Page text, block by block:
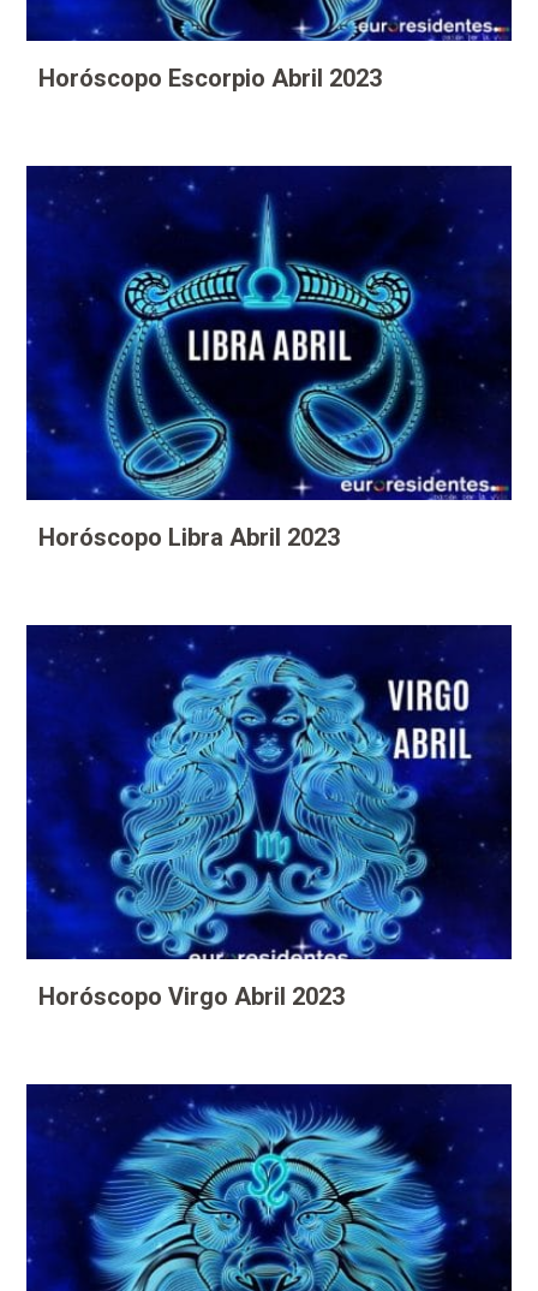
Horóscopo Escorpio Abril 2023
Horóscopo Libra Abril 2023
Horóscopo Virgo Abril 2023